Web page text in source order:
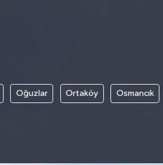
Oğuzlar Ortaköy Osmancık